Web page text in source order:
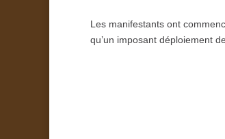
Les manifestants ont
qu’un imposant déploiement